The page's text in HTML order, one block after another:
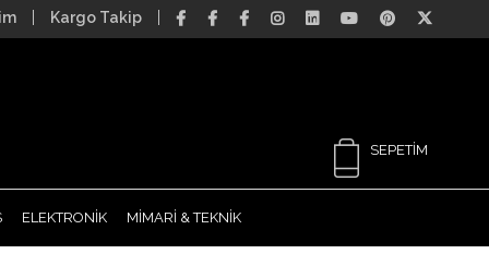
Kargo Takip
SEPETIM
ELEKTRONİK MİMARİ & TEKNİK